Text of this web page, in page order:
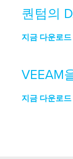
퀀텀의
지금 다운로드
VEEAM
지금 다운로드